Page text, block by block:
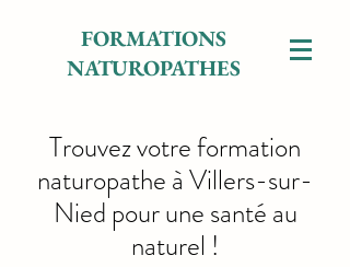
FORMATIONS
NATUROPATHES
Trouvez votre formation
naturopathe à Villers-sur-
Nied pour une santé au
naturel !